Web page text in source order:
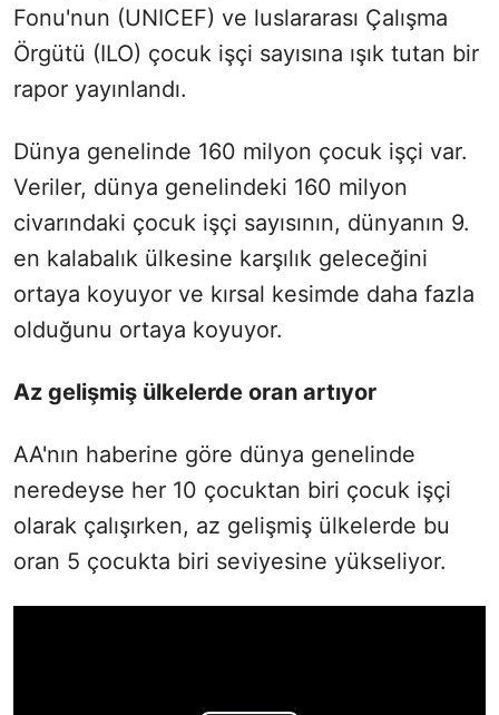
Fonu'nun (UNICEF) ve luslararası Çalışma
Örgütü (ILO) çocuk işçi sayısına ışık tutan bir
rapor yayınlandı.
Dünya genelinde 160 milyon çocuk işçi var.
Veriler, dünya genelindeki 160 milyon
civarındaki çocuk işçi sayısının, dünyanın 9.
en kalabalık ülkesine karşılık geleceğini
ortaya koyuyor ve kırsal kesimde daha fazla
olduğunu ortaya koyuyor.
Az gelişmiş ülkelerde oran artıyor
AA'nın haberine göre dünya genelinde
neredeyse her 10 çocuktan biri çocuk işçi
olarak çalışırken, az gelişmiş ülkelerde bu
oran 5 çocukta biri seviyesine yükseliyor.